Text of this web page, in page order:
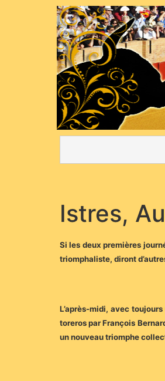
Istres,
Si les deux premières
triomphaliste, diront
L’après-midi, avec
toreros par François
un nouveau triomphe